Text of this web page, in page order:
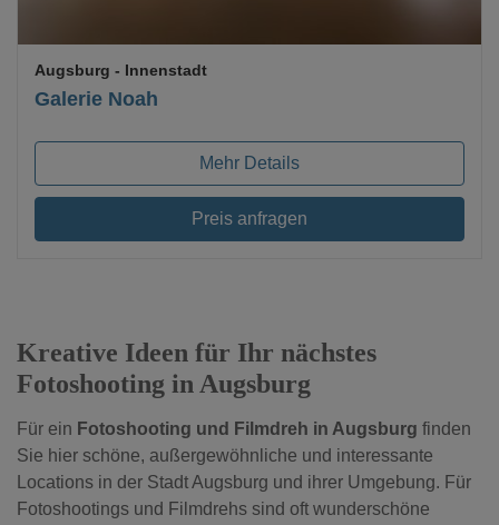
Galerie Noah
Augsburg - Innenstadt
Mehr Details
Preis anfragen
Kreative Ideen für Ihr nächstes
Fotoshooting in Augsburg
Für ein Fotoshooting und Filmdreh in Augsburg finden
Sie hier schöne, außergewöhnliche und interessante
Locations in der Stadt Augsburg und ihrer Umgebung. Für
Fotoshootings und Filmdrehs sind oft wunderschöne